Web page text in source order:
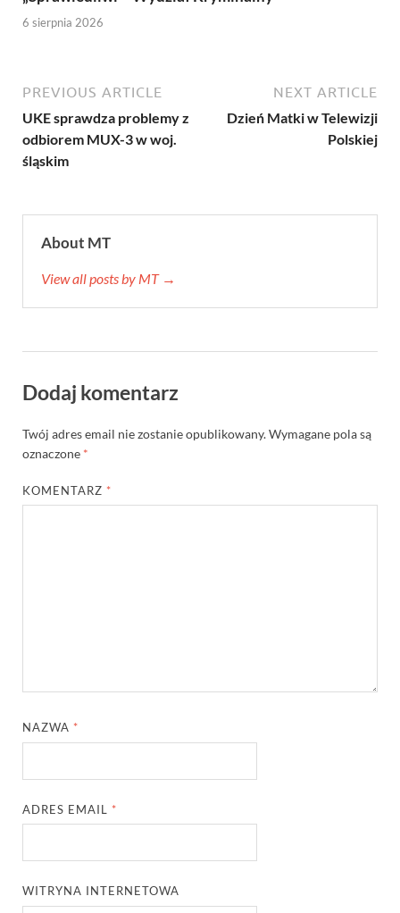
6 sierpnia 2026
PREVIOUS ARTICLE
UKE sprawdza problemy z
odbiorem MUX-3 w woj.
śląskim
NEXT ARTICLE
Dzień Matki w Telewizji
Polskiej
About MT
View all posts by MT →
Dodaj komentarz
Twój adres email nie zostanie opublikowany.Wymagane pola są
oznaczone *
KOMENTARZ *
NAZWA *
ADRES EMAIL *
WITRYNA INTERNETOWA